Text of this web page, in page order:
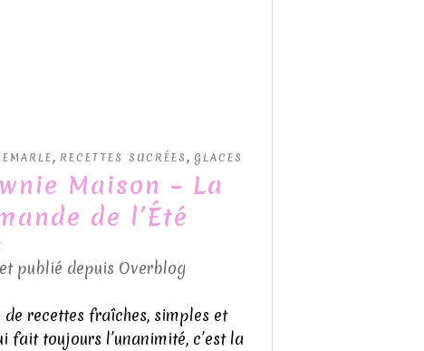
, RECETTES SUCRÉES , GLACES
Maison – La
de l’Été
publié depuis Overblog
de recettes fraîches, simples et
fait toujours l’unanimité, c’est la